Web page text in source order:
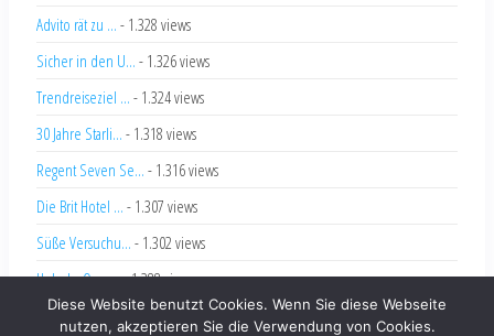
Advito rät zu ... - 1.328 views
Sicher in den U... - 1.326 views
Trendreiseziel ... - 1.324 views
30 Jahre Starli... - 1.318 views
Regent Seven Se... - 1.316 views
Die Brit Hotel ... - 1.307 views
Süße Versuchu... - 1.302 views
Hole-In-One ...- 1.288 views
Diese Website benutzt Cookies. Wenn Sie diese Webseite
nutzen, akzeptieren Sie die Verwendung von Cookies.